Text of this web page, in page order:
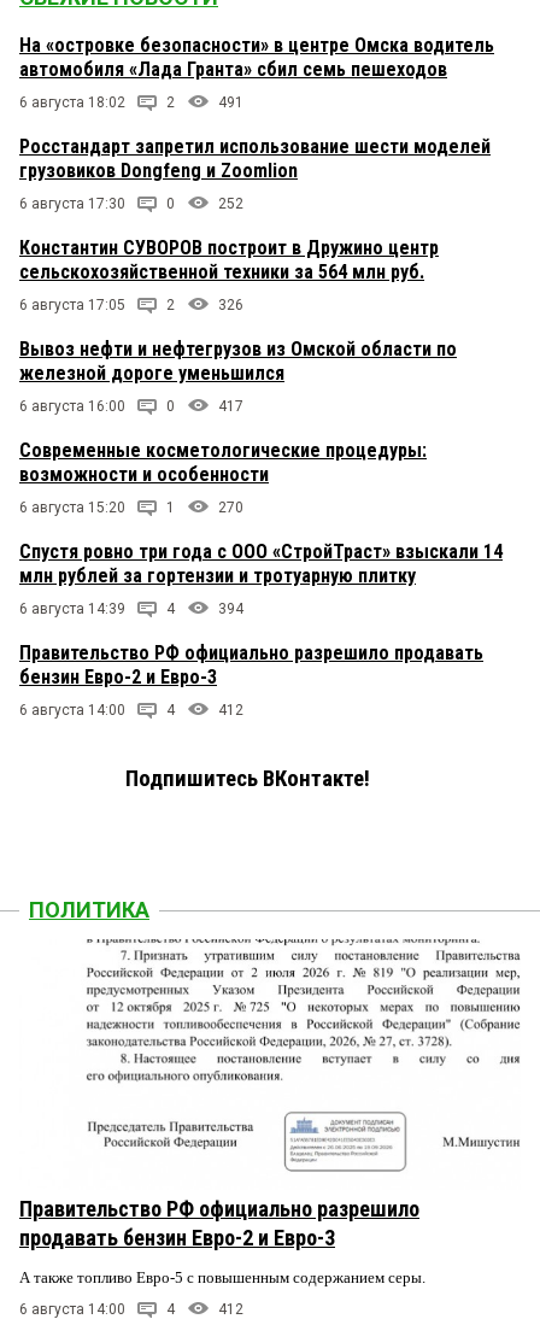
На «островке безопасности» в центре Омска водитель
автомобиля «Лада Гранта» сбил семь пешеходов
6 августа 18:02 2 491
Росстандарт запретил использование шести моделей
грузовиков Dongfeng и Zoomlion
6 августа 17:30 0 252
Константин СУВОРОВ построит в Дружино центр
сельскохозяйственной техники за 564 млн руб.
6 августа 17:05 2 326
Вывоз нефти и нефтегрузов из Омской области по
железной дороге уменьшился
6 августа 16:00 0 417
Современные косметологические процедуры:
возможности и особенности
6 августа 15:20 1 270
Спустя ровно три года с ООО «СтройТраст» взыскали 14
млн рублей за гортензии и тротуарную плитку
6 августа 14:39 4 394
Правительство РФ официально разрешило продавать
бензин Евро-2 и Евро-3
6 августа 14:00 4 412
Подпишитесь ВКонтакте!
ПОЛИТИКА
Правительство РФ официально разрешило
продавать бензин Евро-2 и Евро-3
А также топливо Евро-5 с повышенным содержанием серы.
6 августа 14:00 4 412